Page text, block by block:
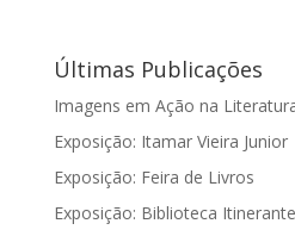
Últimas Publicações
Imagens em Ação na
Exposição: Itamar Vieira Junior
Exposição: Feira de Livros
Exposição: Biblioteca